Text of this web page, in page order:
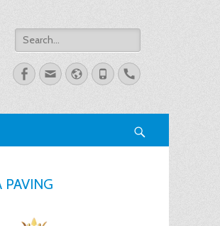
Search
for:
Facebook
EmailWebsite
PhoneHandset
PAVING